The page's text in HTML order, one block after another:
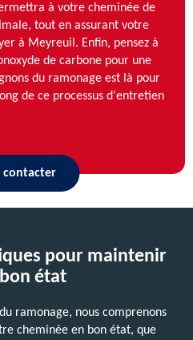
à votre cheminée de
tout en assurant votre
à Meyreuil. Enfin, pensez à
de carbone pour une
du ramonage est là pour
de ce processus d'entretien
contacter
pour maintenir
état
ramonage, nous comprenons
cheminée en bon état, que